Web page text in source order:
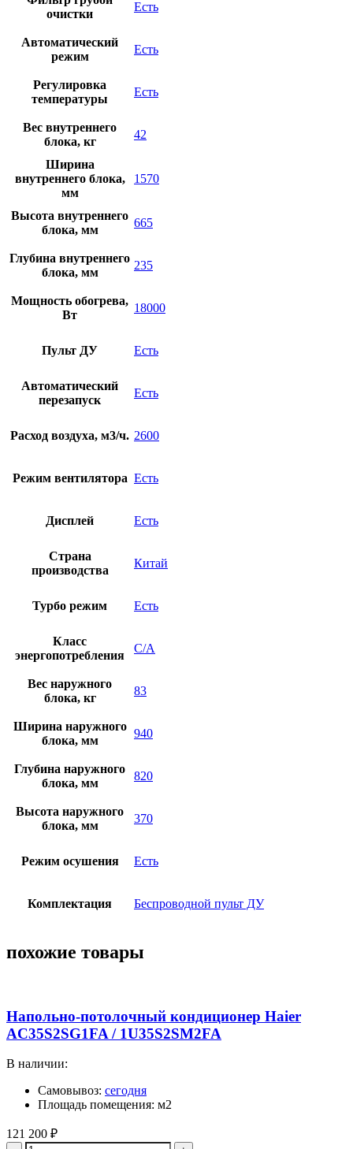
очистки
Есть
Автоматический
режим
Есть
Регулировка
температуры
Есть
Вес внутреннего
блока, кг
42
Ширина
внутреннего блока,
мм
1570
Высота внутреннего
блока, мм
665
Глубина внутреннего
блока, мм
235
Мощность обогрева,
Вт
18000
Пульт ДУ Есть
Автоматический
перезапуск
Есть
Расход воздуха, м3/ч. 2600
Режим вентилятора Есть
Дисплей Есть
Страна
производства
Китай
Турбо режим Есть
Класс
энергопотребления
C/A
Вес наружного
блока, кг
83
Ширина наружного
блока, мм
940
Глубина наружного
блока, мм
820
Высота наружного
блока, мм
370
Режим осушения Есть
Комплектация Беспроводной пульт ДУ
похожие товары
Напольно-потолочный кондиционер Haier
AC35S2SG1FA / 1U35S2SM2FA
В наличии:
Самовывоз: сегодня
Площадь помещения: м2
121 200 ₽